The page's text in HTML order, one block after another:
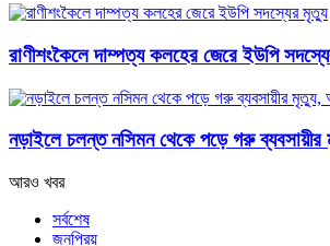
রাণীশংকৈলে দাম্পত্য কলহের জেরে ইউপি
নড়াইলে চলন্ত নসিমন থেকে পড়ে গরু
আরও খবর
সর্বশেষ
জনপ্রিয়